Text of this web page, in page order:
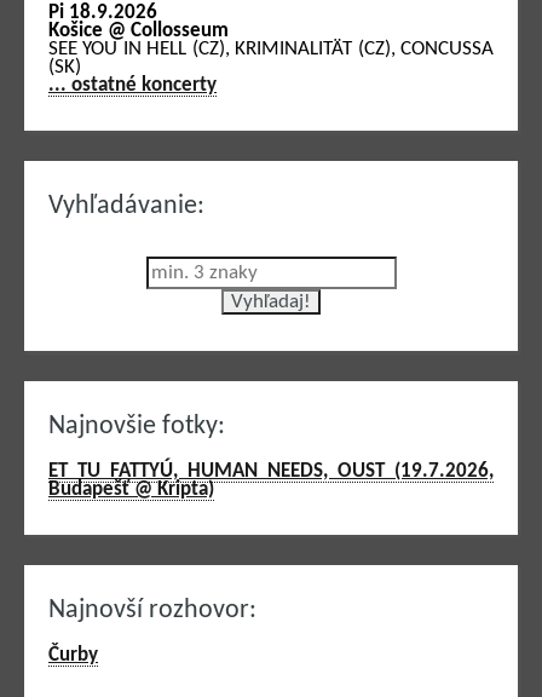
Pi 18.9.2026
Košice @ Collosseum
SEE YOU IN HELL (CZ), KRIMINALITÄT (CZ), CONCUSSA
(SK)
... ostatné koncerty
Vyhľadávanie:
Najnovšie fotky:
ET TU FATTYÚ, HUMAN NEEDS, OUST (19.7.2026,
Budapešť @ Kripta)
Najnovší rozhovor:
Čurby